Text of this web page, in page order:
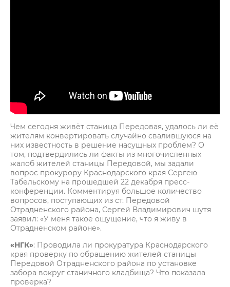
Чем сегодня живёт станица Передовая, удалось ли её
жителям конвертировать случайно свалившуюся на
них известность в решение насущных проблем? О
том, подтвердились ли факты из многочисленных
жалоб жителей станицы Передовой, мы задали
вопрос прокурору Краснодарского края Сергею
Табельскому на прошедшей 22 декабря пресс-
конференции. Комментируя большое количество
вопросов, поступающих из ст. Передовой
Отрадненского района, Сергей Владимирович шутя
заявил: «У меня такое ощущение, что я живу в
Отрадненском районе».
«НГК»: Проводила ли прокуратура Краснодарского
края проверку по обращению жителей станицы
Передовой Отрадненского района по установке
забора вокруг станичного кладбища? Что показала
проверка?